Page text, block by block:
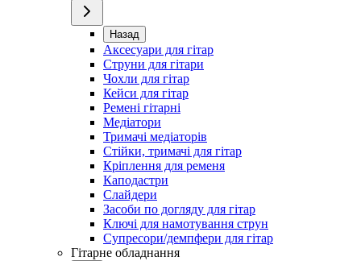
Назад
Аксесуари для гітар
Струни для гітари
Чохли для гітар
Кейси для гітар
Ремені гітарні
Медіатори
Тримачі медіаторів
Стійки, тримачі для гітар
Кріплення для ременя
Каподастри
Слайдери
Засоби по догляду для гітар
Ключі для намотування струн
Супресори/демпфери для гітар
Гітарне обладнання